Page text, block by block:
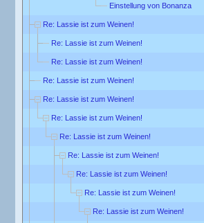
Einstellung von Bonanza
Re: Lassie ist zum Weinen!
Re: Lassie ist zum Weinen!
Re: Lassie ist zum Weinen!
Re: Lassie ist zum Weinen!
Re: Lassie ist zum Weinen!
Re: Lassie ist zum Weinen!
Re: Lassie ist zum Weinen!
Re: Lassie ist zum Weinen!
Re: Lassie ist zum Weinen!
Re: Lassie ist zum Weinen!
Re: Lassie ist zum Weinen!